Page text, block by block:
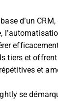
d’un
tiers et
et
se